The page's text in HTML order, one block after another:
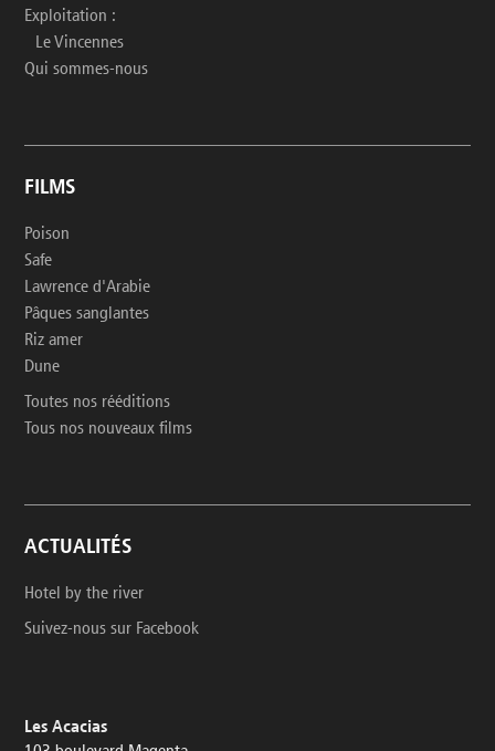
Exploitation :
Le Vincennes
Qui sommes-nous
FILMS
Poison
Safe
Lawrence d'Arabie
Pâques sanglantes
Riz amer
Dune
Toutes nos rééditions
Tous nos nouveaux films
ACTUALITÉS
Hotel by the river
Suivez-nous sur Facebook
Les Acacias